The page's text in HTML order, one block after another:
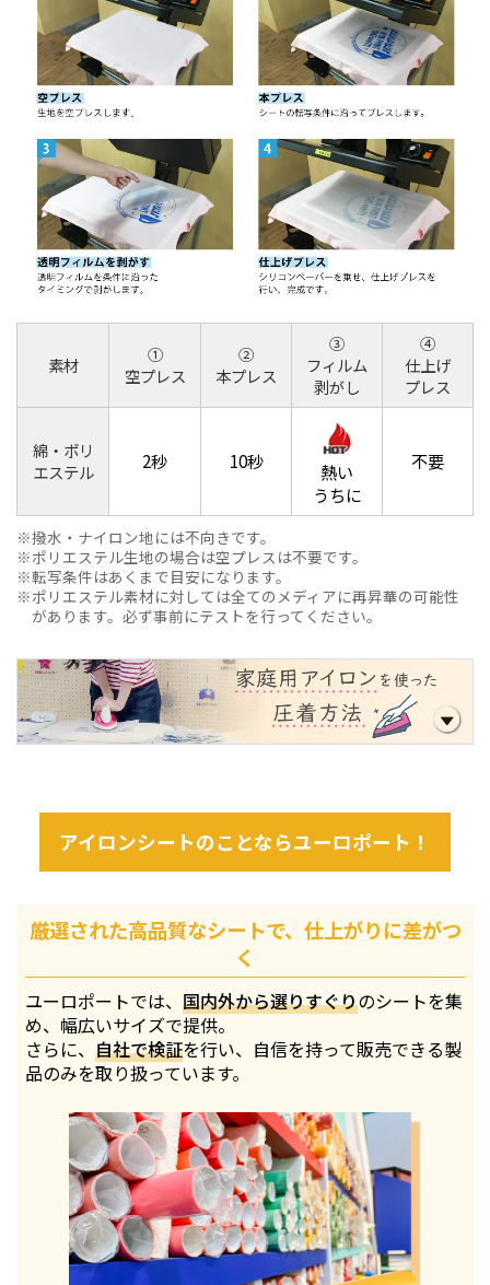
素材
①
空プレス
②
本プレス
③
フィルム
剥がし
④
仕上げ
プレス
綿・ポリ
エステル
2秒 10秒
熱い
うちに
不要
撥水・ナイロン地には不向きです。
ポリエステル生地の場合は空プレスは不要です。
転写条件はあくまで目安になります。
ポリエステル素材に対しては全てのメディアに再昇華の可能性
があります。必ず事前にテストを行ってください。
アイロンシートのことならユーロポート！
厳選された高品質なシートで、仕上がりに差がつ
く
ユーロポートでは、国内外から選りすぐりのシートを集
め、幅広いサイズで提供。
さらに、自社で検証を行い、自信を持って販売できる製
品のみを取り扱っています。